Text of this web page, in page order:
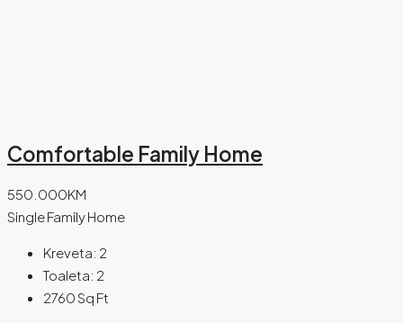
Comfortable Family Home
550.000KM
Single Family Home
Kreveta: 2
Toaleta: 2
2760Sq Ft